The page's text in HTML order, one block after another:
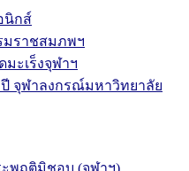
นิกส์
มราชสมภพฯ
ะเร็งจุฬาฯ
ปี จุฬาลงกรณ์มหาวิทยาลัย
ะพฤติมิชอบ (จุฬาฯ)